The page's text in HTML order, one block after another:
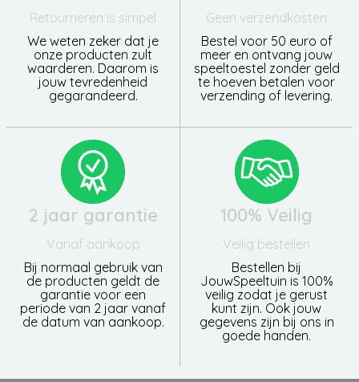
Retourneren is simpel
We weten zeker dat je
onze producten zult
waarderen. Daarom is
jouw tevredenheid
gegarandeerd.
Geen verzendkosten
Bestel voor 50 euro of
meer en ontvang jouw
speeltoestel zonder geld
te hoeven betalen voor
verzending of levering.
2 jaar garantie
Vanaf aankoop
Bij normaal gebruik van
de producten geldt de
garantie voor een
periode van 2 jaar vanaf
de datum van aankoop.
100% Veilig
Veilig bestellen
Bestellen bij
JouwSpeeltuin is 100%
veilig zodat je gerust
kunt zijn. Ook jouw
gegevens zijn bij ons in
goede handen.